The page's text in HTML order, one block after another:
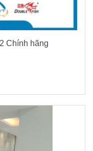
Chính hãng